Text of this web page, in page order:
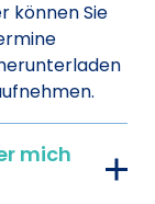
können Sie
mich